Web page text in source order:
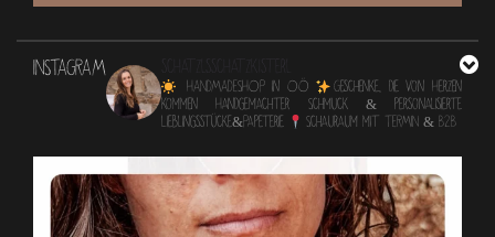
INSTAGRAM
HANDMADESHOP in OÖ
Geschenke, die von Herzen
kommen Handgemachter Schmuck & personalisierte
Lieblingsstücke&Papeterie
Schauraum mit TERMIN & B2B